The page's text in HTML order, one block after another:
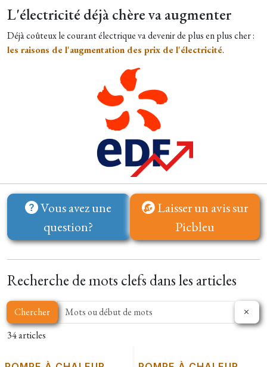
L'électricité déjà chère va augmenter
Déjà coûteux le courant électrique va devenir de plus en plus cher :
les raisons de l'augmentation des prix de l'électricité.
Vous avez une
question?
Laisser un avis sur
Picbleu
Recherche de mots clefs dans les articles
Chercher
34 articles